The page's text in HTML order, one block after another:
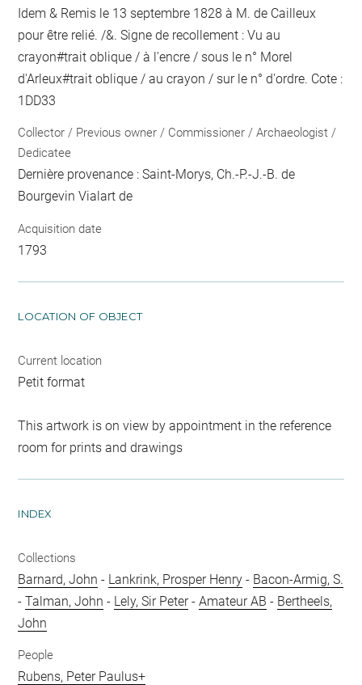
Idem & Remis le 13 septembre 1828 à M. de Cailleux
pour être relié. /&. Signe de recollement :Vu au
crayon#trait oblique / à l'encre / sous le n° Morel
d'Arleux#trait oblique / au crayon / sur le n° d'ordre. Cote :
1DD33
Collector / Previous owner / Commissioner / Archaeologist /
Dedicatee
Dernière provenance : Saint-Morys, Ch.-P.-J.-B. de
Bourgevin Vialart de
Acquisition date
1793
LOCATION OF OBJECT
Current location
Petit format
This artwork is on view by appointment in the reference
room for prints and drawings
INDEX
Collections
Barnard, John - Lankrink, Prosper Henry - Bacon-Armig, S.
-Talman, John - Lely, Sir Peter-Amateur AB - Bertheels,
John
People
Rubens, Peter Paulus+